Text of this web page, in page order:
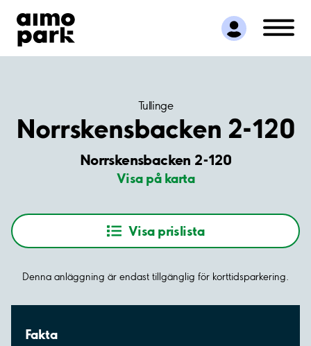
Hitta parkering
Samarbete
Kundservice
Tullinge
Norrskensbacken 2-120
Norrskensbacken 2-120
Visa på karta
Visa prislista
Denna anläggning är endast tillgänglig för korttidsparkering.
Fakta